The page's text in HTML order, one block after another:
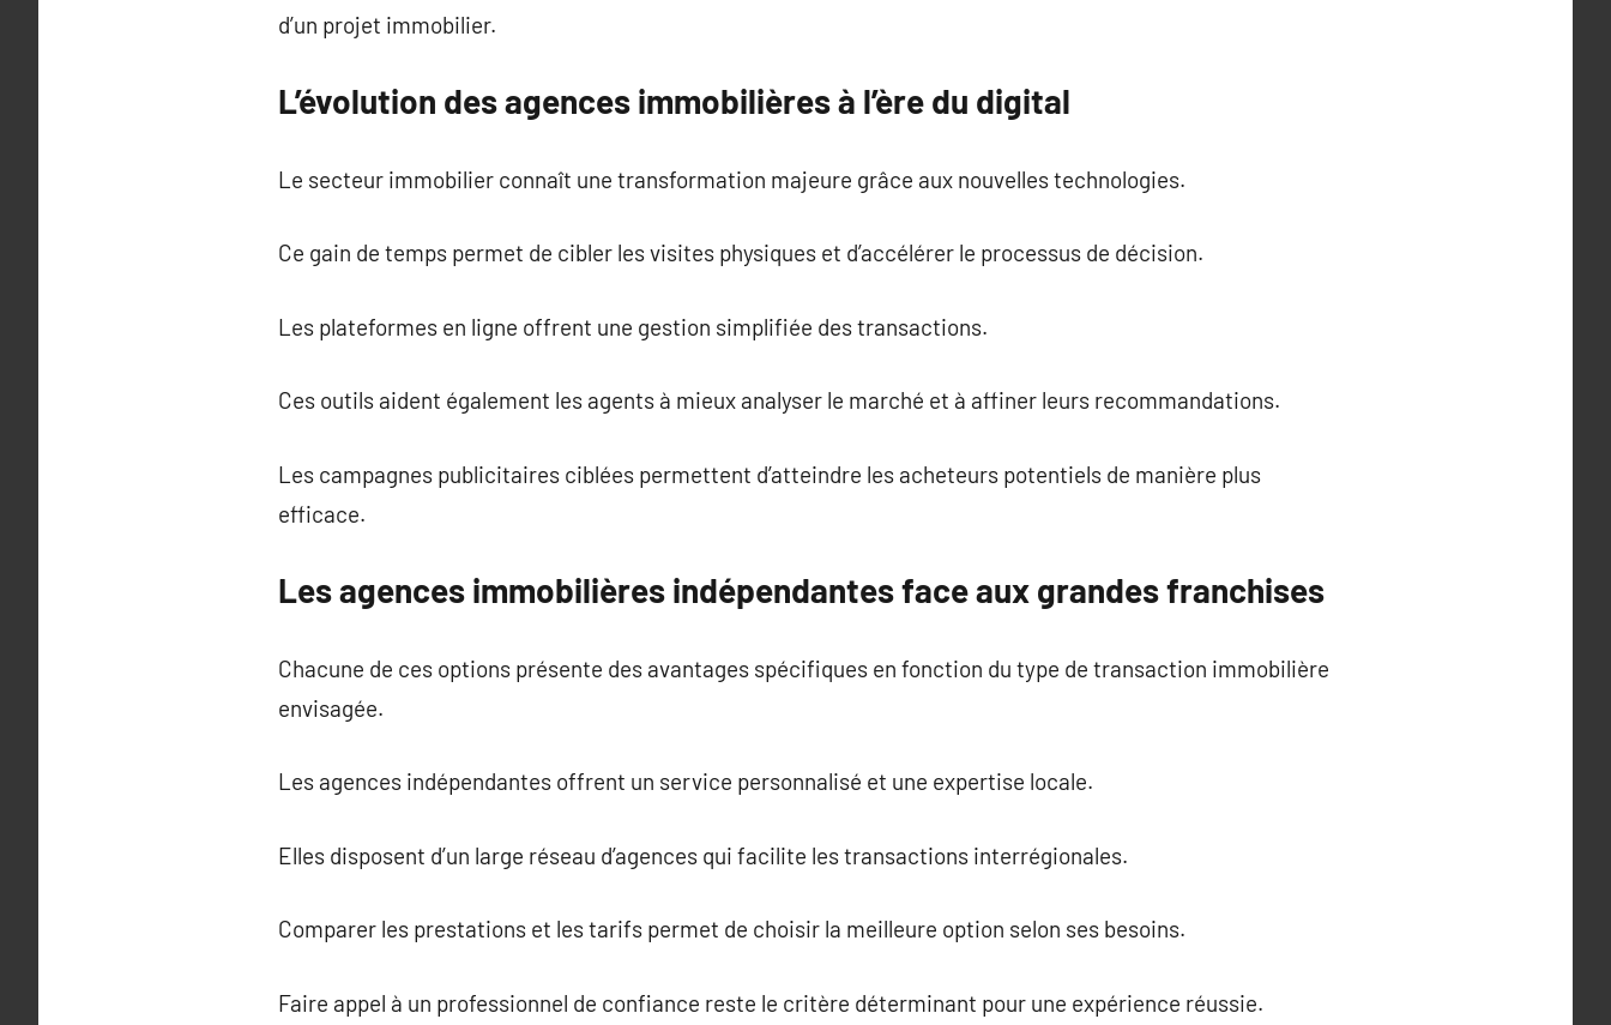
d’un projet immobilier.
L’évolution des agences immobilières à l’ère du digital
Le secteur immobilier connaît une transformation majeure grâce aux nouvelles technologies.
Ce gain de temps permet de cibler les visites physiques et d’accélérer le processus de décision.
Les plateformes en ligne offrent une gestion simplifiée des transactions.
Ces outils aident également les agents à mieux analyser le marché et à affiner leurs recommandations.
Les campagnes publicitaires ciblées permettent d’atteindre les acheteurs potentiels de manière plus
efficace.
Les agences immobilières indépendantes face aux grandes franchises
Chacune de ces options présente des avantages spécifiques en fonction du type de transaction immobilière
envisagée.
Les agences indépendantes offrent un service personnalisé et une expertise locale.
Elles disposent d’un large réseau d’agences qui facilite les transactions interrégionales.
Comparer les prestations et les tarifs permet de choisir la meilleure option selon ses besoins.
Faire appel à un professionnel de confiance reste le critère déterminant pour une expérience réussie.